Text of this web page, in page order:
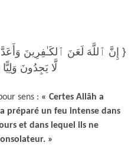
{ إِنَّ ٱللَّهَ لَعَنَ ٱلكَـٰفِرِينَ وَأَعَدَّ
لَّا يَجِدُونَ
sens : « Certes Allâh a
préparé un feu intense dans
et dans lequel ils ne
»